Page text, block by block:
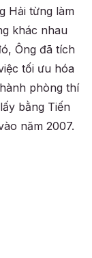
Hải từng làm
khác nhau
Ông đã tích
tối ưu hóa
phòng thí
bằng Tiến
năm 2007.